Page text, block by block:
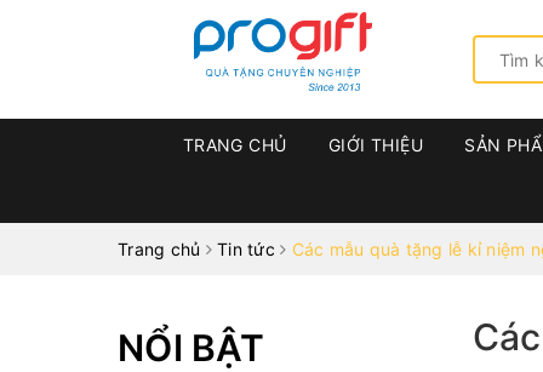
TRANG CHỦ GIỚI THIỆU SẢN
Trang chủ Tin tức Các mẫu quà tặng lễ kỉ niệm
NỔI BẬT